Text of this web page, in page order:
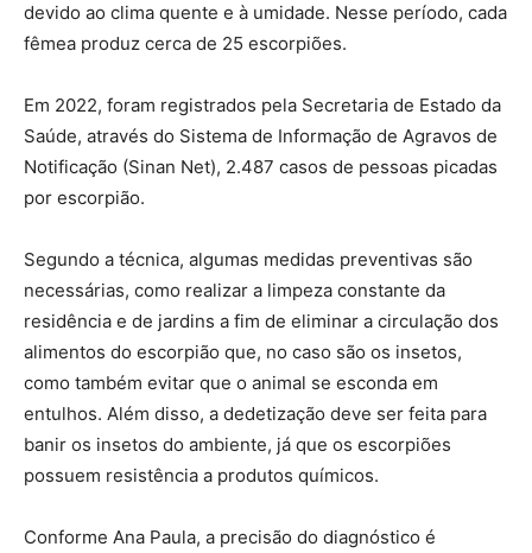
devido ao clima quente e à umidade. Nesse período, cada
fêmea produz cerca de 25 escorpiões.
Em 2022, foram registrados pela Secretaria de Estado da
Saúde, através do Sistema de Informação de Agravos de
Notificação (Sinan Net), 2.487 casos de pessoas picadas
por escorpião.
Segundo a técnica, algumas medidas preventivas são
necessárias, como realizar a limpeza constante da
residência e de jardins a fim de eliminar a circulação dos
alimentos do escorpião que, no caso são os insetos,
como também evitar que o animal se esconda em
entulhos. Além disso, a dedetização deve ser feita para
banir os insetos do ambiente, já que os escorpiões
possuem resistência a produtos químicos.
Conforme Ana Paula, a precisão do diagnóstico é